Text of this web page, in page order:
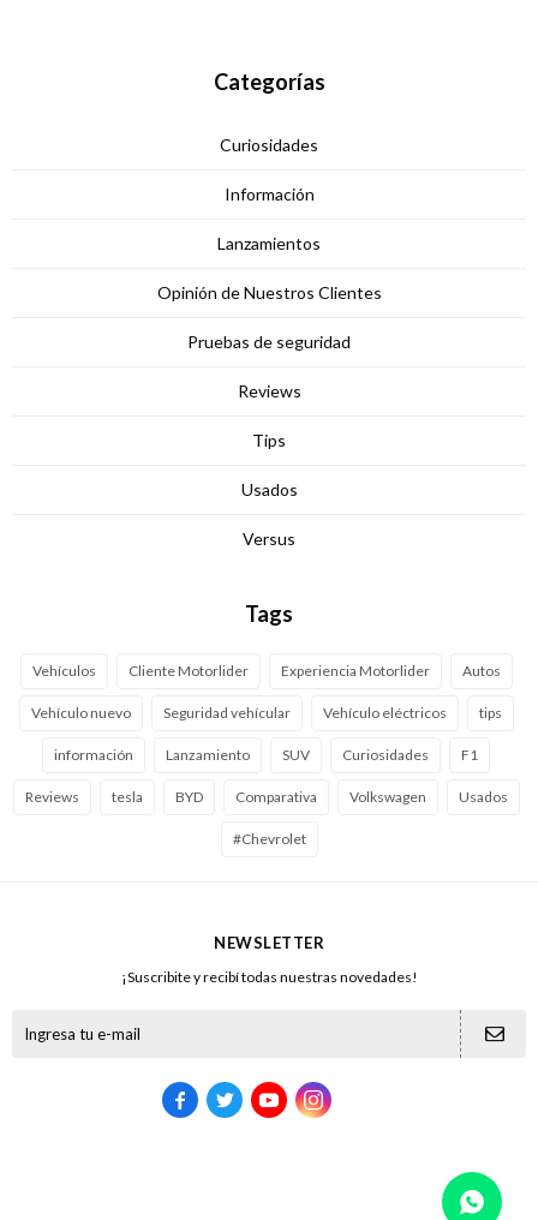
Categorías
Curiosidades
Información
Lanzamientos
Opinión de Nuestros Clientes
Pruebas de seguridad
Reviews
Tips
Usados
Versus
Tags
Vehículos Cliente Motorlider Experiencia Motorlider Autos
Vehículo nuevo Seguridad vehícular Vehículo eléctricos tips
información Lanzamiento SUV Curiosidades F1
Reviews tesla BYD Comparativa Volkswagen Usados
#Chevrolet
NEWSLETTER
¡Suscribite y recibí todas nuestras novedades!
   